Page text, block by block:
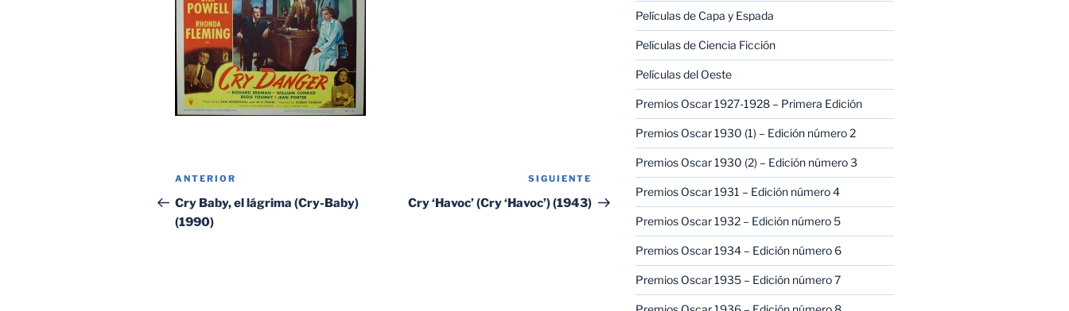
Navegación
de
entradas
Entrada
anterior:
ANTERIOR
Cry Baby, el lágrima (Cry-Baby)
(1990)
Siguiente
entrada
SIGUIENTE
Cry ‘Havoc’ (Cry ‘Havoc’) (1943)
Películas de Capa y Espada
Películas de Ciencia Ficción
Películas del Oeste
Premios Oscar 1927-1928 – Primera Edición
Premios Oscar 1930 (1) – Edición número 2
Premios Oscar 1930 (2) – Edición número 3
Premios Oscar 1931 – Edición número 4
Premios Oscar 1932 – Edición número 5
Premios Oscar 1934 – Edición número 6
Premios Oscar 1935 – Edición número 7